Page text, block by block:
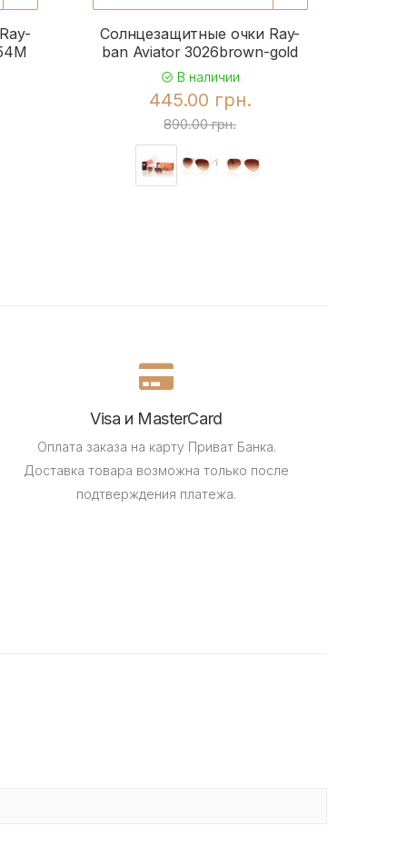
Солнцезащитные очки Ray-
ban Aviator 3026brown-gold
В наличии
445.00 грн.
890.00 грн.
Visa и MasterCard
Оплата заказа на карту Приват Банка.
Доставка товара возможна только после
подтверждения платежа.